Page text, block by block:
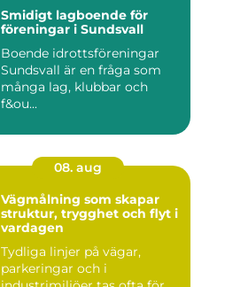
Smidigt lagboende för
föreningar i Sundsvall
Boende idrottsföreningar
Sundsvall är en fråga som
många lag, klubbar och
f&ou...
08. aug
Vägmålning som skapar
struktur, trygghet och flyt i
vardagen
Tydliga linjer på vägar,
parkeringar och i